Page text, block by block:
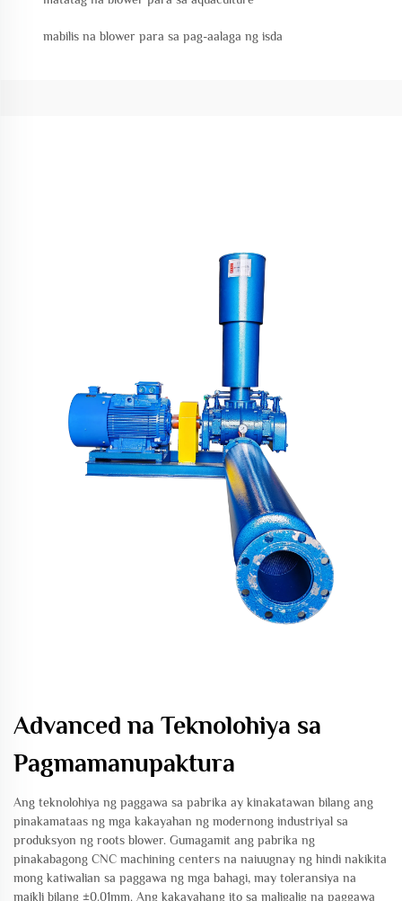
mabilis na blower para sa pag-aalaga ng isda
Advanced na Teknolohiya sa
Pagmamanupaktura
Ang teknolohiya ng paggawa sa pabrika ay kinakatawan bilang ang
pinakamataas ng mga kakayahan ng modernong industriyal sa
produksyon ng roots blower. Gumagamit ang pabrika ng
pinakabagong CNC machining centers na naiuugnay ng hindi nakikita
mong katiwalian sa paggawa ng mga bahagi, may toleransiya na
maikli bilang ±0.01mm. Ang kakayahang ito sa maligalig na paggawa